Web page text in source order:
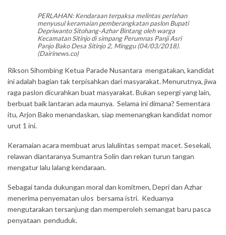
PERLAHAN: Kendaraan terpaksa melintas perlahan
menyusul keramaian pemberangkatan paslon Bupati
Depriwanto Sitohang-Azhar Bintang oleh warga
Kecamatan Sitinjo di simpang Perumnas Panji Asri
Panjo Bako Desa Sitinjo 2, Minggu (04/03/2018).
(Dairinews.co)
Rikson Sihombing Ketua Parade Nusantara mengatakan, kandidat
ini adalah bagian tak terpisahkan dari masyarakat. Menurutnya, jiwa
raga paslon dicurahkan buat masyarakat. Bukan sepergi yang lain,
berbuat baik lantaran ada maunya. Selama ini dimana? Sementara
itu, Arjon Bako menandaskan, siap memenangkan kandidat nomor
urut 1 ini.
Keramaian acara membuat arus lalulintas sempat macet. Sesekali,
relawan diantaranya Sumantra Solin dan rekan turun tangan
mengatur lalu lalang kendaraan.
Sebagai tanda dukungan moral dan komitmen, Depri dan Azhar
menerima penyematan ulos bersama istri. Keduanya
mengutarakan tersanjung dan memperoleh semangat baru pasca
penyataan penduduk.